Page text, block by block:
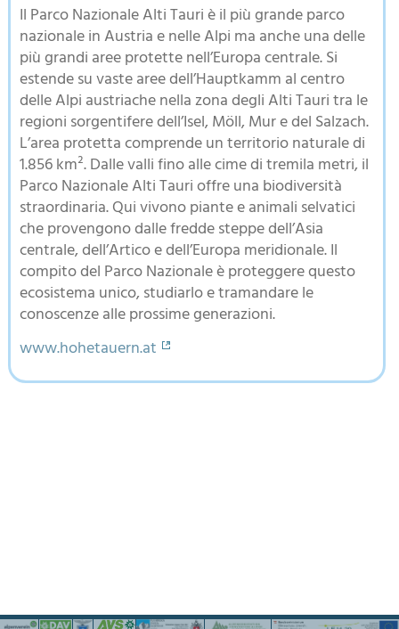
Il Parco Nazionale Alti Tauri è il più grande parco
nazionale in Austria e nelle Alpi ma anche una delle
più grandi aree protette nell’Europa centrale. Si
estende su vaste aree dell’Hauptkamm al centro
delle Alpi austriache nella zona degli Alti Tauri tra le
regioni sorgentifere dell’Isel, Möll, Mur e del Salzach.
L’area protetta comprende un territorio naturale di
1.856 km². Dalle valli fino alle cime di tremila metri, il
Parco Nazionale Alti Tauri offre una biodiversità
straordinaria. Qui vivono piante e animali selvatici
che provengono dalle fredde steppe dell’Asia
centrale, dell’Artico e dell’Europa meridionale. Il
compito del Parco Nazionale è proteggere questo
ecosistema unico, studiarlo e tramandare le
conoscenze alle prossime generazioni.
www.hohetauern.at